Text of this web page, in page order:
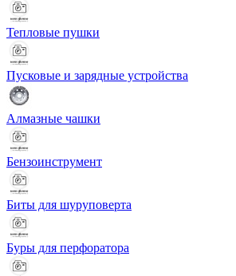
Тепловые пушки
Пусковые и зарядные устройства
Алмазные чашки
Бензоинструмент
Биты для шуруповерта
Буры для перфоратора